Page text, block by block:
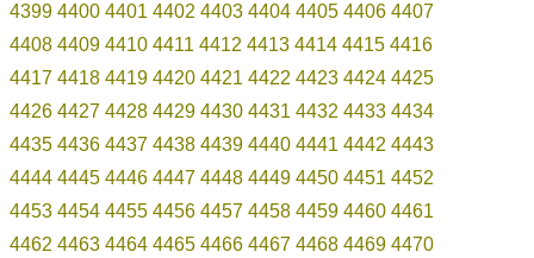
4399 4400 4401 4402 4403 4404 4405 4406 4407
4408 4409 4410 4411 4412 4413 4414 4415 4416
4417 4418 4419 4420 4421 4422 4423 4424 4425
4426 4427 4428 4429 4430 4431 4432 4433 4434
4435 4436 4437 4438 4439 4440 4441 4442 4443
4444 4445 4446 4447 4448 4449 4450 4451 4452
4453 4454 4455 4456 4457 4458 4459 4460 4461
4462 4463 4464 4465 4466 4467 4468 4469 4470